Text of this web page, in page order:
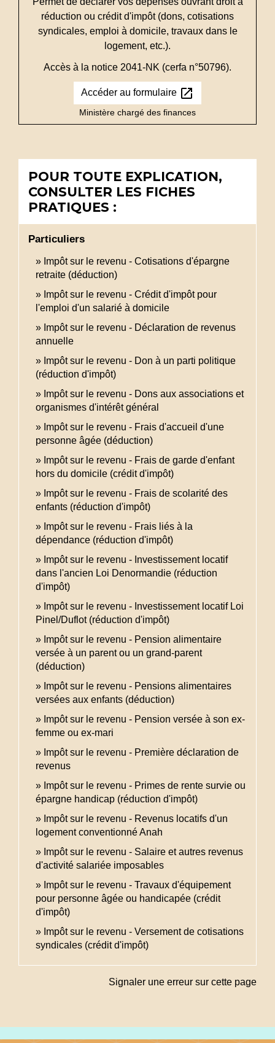
réduction ou crédit d'impôt (dons, cotisations
syndicales, emploi à domicile, travaux dans le
logement, etc.).
Accès à la notice 2041-NK (cerfa n°50796).
Accéder au formulaire open_in_new
Ministère chargé des finances
POUR TOUTE EXPLICATION,
CONSULTER LES FICHES
PRATIQUES :
Particuliers
Impôt sur le revenu - Cotisations d'épargne
retraite (déduction)
Impôt sur le revenu - Crédit d'impôt pour
l'emploi d'un salarié à domicile
Impôt sur le revenu - Déclaration de revenus
annuelle
Impôt sur le revenu - Don à un parti politique
(réduction d'impôt)
Impôt sur le revenu - Dons aux associations et
organismes d'intérêt général
Impôt sur le revenu - Frais d'accueil d'une
personne âgée (déduction)
Impôt sur le revenu - Frais de garde d'enfant
hors du domicile (crédit d'impôt)
Impôt sur le revenu - Frais de scolarité des
enfants (réduction d'impôt)
Impôt sur le revenu - Frais liés à la
dépendance (réduction d'impôt)
Impôt sur le revenu - Investissement locatif
dans l'ancien Loi Denormandie (réduction
d'impôt)
Impôt sur le revenu - Investissement locatif Loi
Pinel/Duflot (réduction d'impôt)
Impôt sur le revenu - Pension alimentaire
versée à un parent ou un grand-parent
(déduction)
Impôt sur le revenu - Pensions alimentaires
versées aux enfants (déduction)
Impôt sur le revenu - Pension versée à son ex-
femme ou ex-mari
Impôt sur le revenu - Première déclaration de
revenus
Impôt sur le revenu - Primes de rente survie ou
épargne handicap (réduction d'impôt)
Impôt sur le revenu - Revenus locatifs d'un
logement conventionné Anah
Impôt sur le revenu - Salaire et autres revenus
d'activité salariée imposables
Impôt sur le revenu - Travaux d'équipement
pour personne âgée ou handicapée (crédit
d'impôt)
Impôt sur le revenu - Versement de cotisations
syndicales (crédit d'impôt)
Signaler une erreur sur cette page